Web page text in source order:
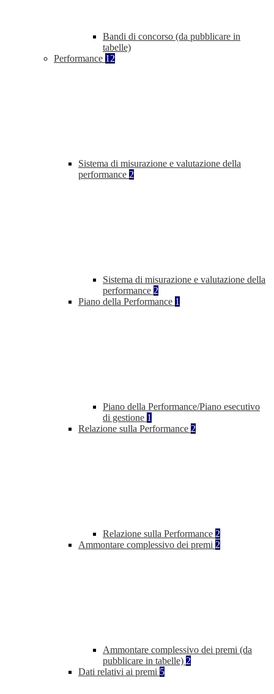
Bandi di concorso (da pubblicare in
tabelle)
Performance 12
Sistema di misurazione e valutazione della
performance 2
Sistema di misurazione e valutazione della
performance 2
Piano della Performance 1
Piano della Performance/Piano esecutivo
di gestione 1
Relazione sulla Performance 2
Relazione sulla Performance 2
Ammontare complessivo dei premi 2
Ammontare complessivo dei premi (da
pubblicare in tabelle) 2
Dati relativi ai premi 5